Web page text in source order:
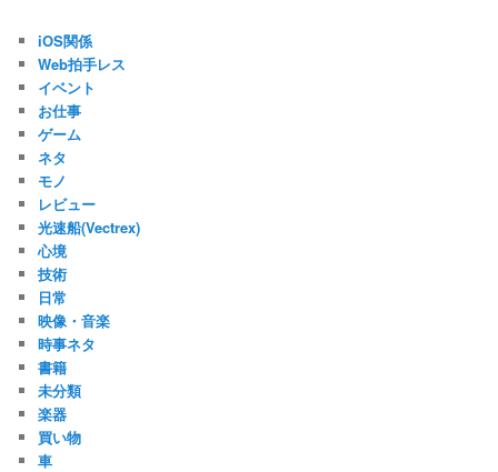
iOS関係
Web拍手レス
イベント
お仕事
ゲーム
ネタ
モノ
レビュー
光速船(Vectrex)
心境
技術
日常
映像・音楽
時事ネタ
書籍
未分類
楽器
買い物
車